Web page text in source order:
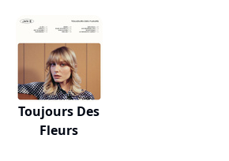
Toujours Des
Fleurs